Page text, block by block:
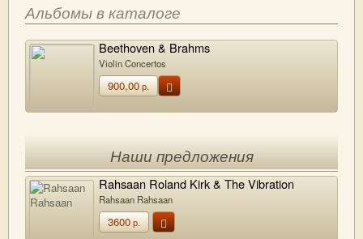
Альбомы в каталоге
Beethoven & Brahms
Violin Concertos
900,00р.
Наши предложения
Rahsaan Roland Kirk & The Vibration
Society
Rahsaan Rahsaan
3600р.